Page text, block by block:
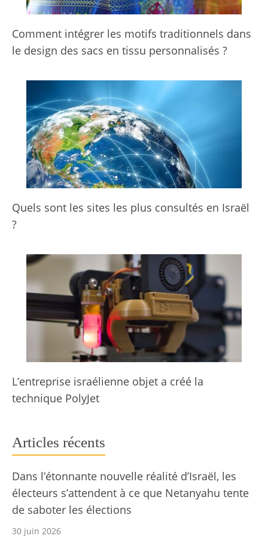
Comment intégrer les motifs traditionnels dans
le design des sacs en tissu personnalisés ?
Quels sont les sites les plus consultés en Israël
?
L’entreprise israélienne objet a créé la
technique PolyJet
Articles récents
Dans l’étonnante nouvelle réalité d’Israël, les
électeurs s’attendent à ce que Netanyahu tente
de saboter les élections
30 juin 2026